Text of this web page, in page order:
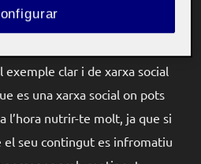
sempre he tingut la
clar i de xarxa social
es una xarxa social on pots
l’hora nutrir-te molt, ja que si
el seu contingut es infromatiu